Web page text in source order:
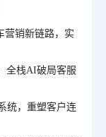
营销新链路，实
全栈AI破局客服
统，重塑客户连